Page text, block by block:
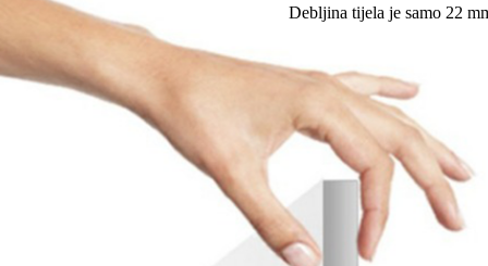
Debljina tijela je samo 22